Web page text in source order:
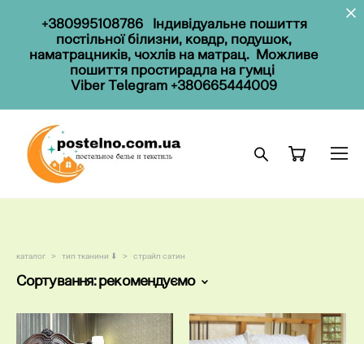
+380995108786Індивідуальне пошиття
постільної білизни, ковдр, подушок,
наматрацників, чохлів на матрац. Можливе
пошиття простирадла на гумці
Viber Telegram +380665444009
каталог > тип тканини ⬇ > страйп сатин
Сортування:рекомендуємо